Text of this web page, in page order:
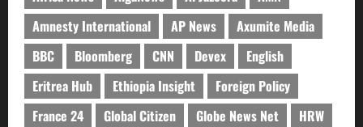
Amnesty International
AP News
Axumite Media
BBC
Bloomberg CNN Devex
English
Eritrea Hub
Ethiopia Insight
Foreign Policy
France 24
Global Citizen Globe News Net
HRW